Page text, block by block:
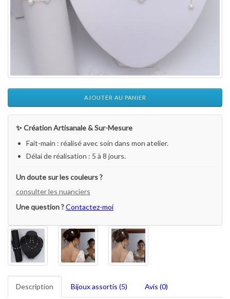
AJOUTER AU PANIER
✨ Création Artisanale & Sur-Mesure
Fait-main : réalisé avec soin dans mon atelier.
Délai de réalisation : 5 à 8 jours.
Un doute sur les couleurs ?
consulter les nuanciers
Une question ?Contactez-moi
Description Bijoux assortis (5) Avis (0)